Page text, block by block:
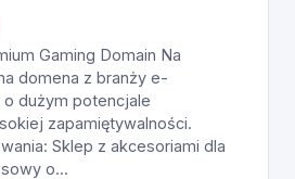
Gaming Domain Na
domena z branży e-
dużym potencjale
zapamiętywalności.
Sklep z akcesoriami dla
o...